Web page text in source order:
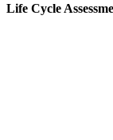
Life Cycle